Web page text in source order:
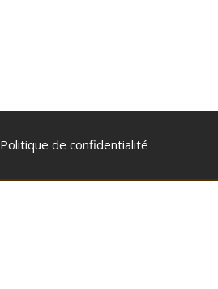
Politique de confidentialité